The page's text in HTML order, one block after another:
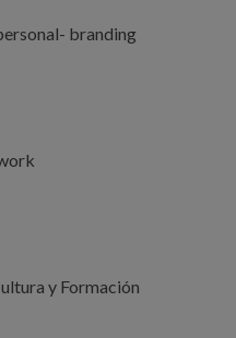
branding
y Formación